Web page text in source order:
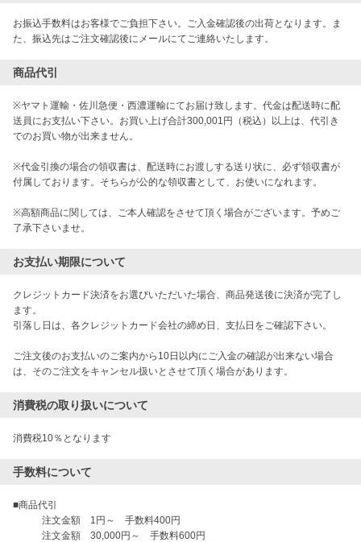
お振込手数料はお客様でご負担下さい。ご入金確認後の出荷となります。ま
た、振込先はご注文確認後にメールにてご連絡いたします。
商品代引
※ヤマト運輸・佐川急便・西濃運輸にてお届け致します。代金は配送時に配
送員にお支払い下さい。お買い上げ合計300,001円（税込）以上は、代引き
でのお買い物が出来ません。
※代金引換の場合の領収書は、配送時にお渡しする送り状に、必ず領収書が
付属しております。そちらが公的な領収書として、お使いになれます。
※高額商品に関しては、ご本人確認をさせて頂く場合がございます。予めご
了承下さいませ。
お支払い期限について
クレジットカード決済をお選びいただいた場合、商品発送後に決済が完了し
ます。
引落し日は、各クレジットカード会社の締め日、支払日をご確認下さい。
ご注文後のお支払いのご案内から10日以内にご入金の確認が出来ない場合
は、そのご注文をキャンセル扱いとさせて頂く場合があります。
消費税の取り扱いについて
消費税10％となります
手数料について
■商品代引
注文金額　1円～　手数料400円
注文金額　30,000円～　手数料600円